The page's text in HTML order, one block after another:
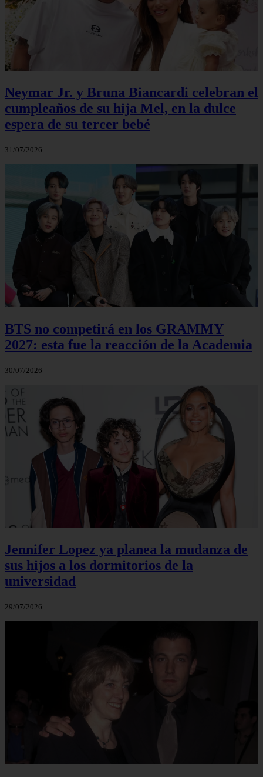
Neymar Jr. y Bruna Biancardi celebran el
cumpleaños de su hija Mel, en la dulce
espera de su tercer bebé
31/07/2026
BTS no competirá en los GRAMMY
2027: esta fue la reacción de la Academia
30/07/2026
Jennifer Lopez ya planea la mudanza de
sus hijos a los dormitorios de la
universidad
29/07/2026